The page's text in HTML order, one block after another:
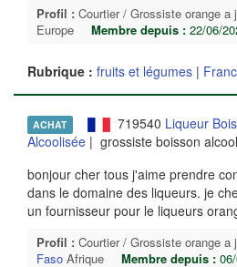
Profil : Courtier / Grossiste orange a
Europe
Membre depuis : 22/06/
Rubrique : fruits et légumes |
ACHAT 719540 Liqueur
Alcoolisée | grossiste boisson
bonjour cher tous j'aime prendre
dans le domaine des liqueurs. je
un fournisseur pour le liqueurs
Profil : Courtier / Grossiste orange a
Faso Afrique Membre depuis :